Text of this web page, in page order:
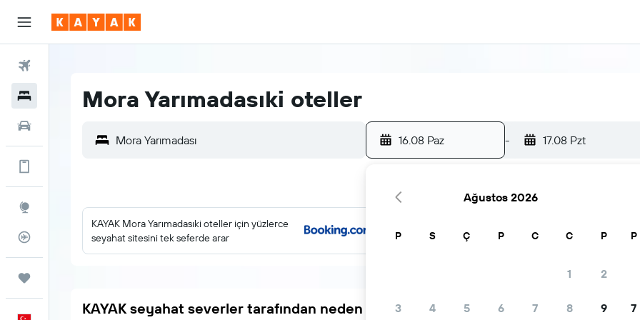
Uçuş Takipçisi
Mora Yarımadasıki oteller
Mora Yarımadası 16.08 Paz - 17.08 Pzt
KAYAK Mora Yarımadasıki oteller için yüzlerce
seyahat sitesini tek seferde arar
KAYAK seyahat severler tarafından neden tercih ediliyor
Ağustos 2026
P S Ç P C C P
1 2
3 4 5 6 7 8 9
P
7